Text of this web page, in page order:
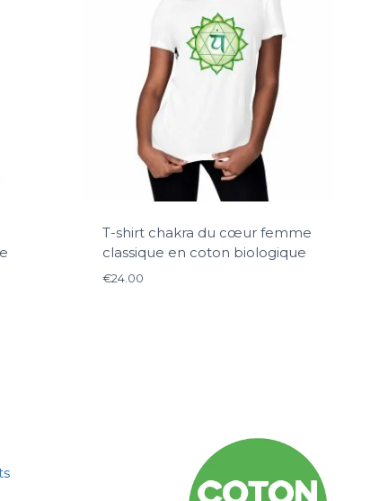
T-shirt chakra du cœur femme
classique en coton biologique
€24.00